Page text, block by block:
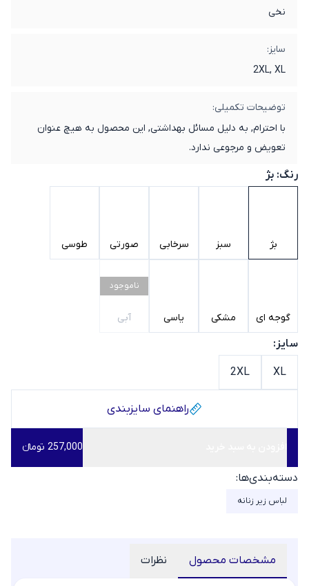
نخی
سایز:
2XL, XL
توضیحات تکمیلی:
با احترام, به دلیل مسائل بهداشتی, این محصول به هیچ عنوان
تعویض و مرجوعی ندارد.
رنگ: بژ
بژ سبز سرخابی صورتی طوسی
گوجه ای مشکی یاسی
ناموجود
آبی
سایز:
XL
2XL
راهنمای سایز‌بندی
257,000 تومانء
دسته‌بندی‌ها:
لباس زیر زنانه
مشخصات محصول نظرات